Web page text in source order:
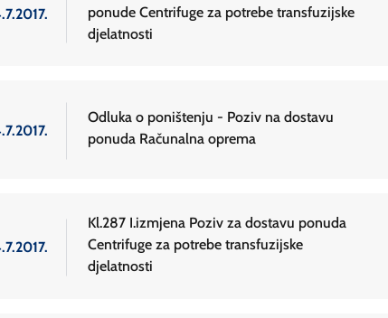
ponude Centrifuge za potrebe transfuzijske
djelatnosti
Odluka o poništenju - Poziv na dostavu
ponuda Računalna oprema
Kl.287 I.izmjena Poziv za dostavu ponuda
Centrifuge za potrebe transfuzijske
djelatnosti